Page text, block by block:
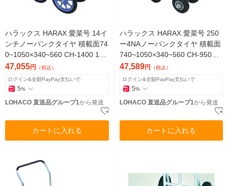
ハラックス HARAX 愛菜号 14イ
ンチノーパンクタイヤ 積載面74
0~1050×340~560 CH-1400 1台
763-1456（直送品）
47,055円 （税込）
ログイン&全額PayPay支払いで
5%
LOHACO 直送品グループ1から発送
カートに入れる
ハラックス HARAX 愛菜号 250
ー4NAノーパンクタイヤ 積載面
740~1050×340~560 CH-950NA
1台（直送品）
47,589円 （税込）
ログイン&全額PayPay支払いで
5%
LOHACO 直送品グループ1から発送
カートに入れる